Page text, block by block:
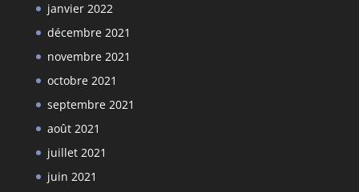
janvier 2022
décembre 2021
novembre 2021
octobre 2021
septembre 2021
août 2021
juillet 2021
juin 2021